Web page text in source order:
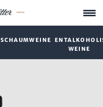
SCHAUMWEINE
WEINE